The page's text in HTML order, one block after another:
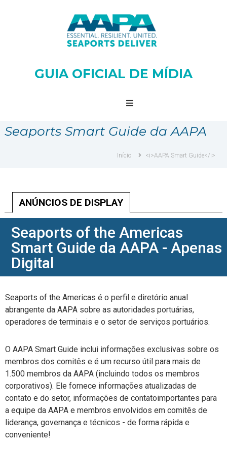
Guia
AAPA
GUIA OFICIAL DE MÍDIA
Seaports Smart Guide da AAPA
Início <i>AAPA Smart Guide</i>
ANÚNCIOS DE DISPLAY
Seaports of the Americas
Smart Guide da AAPA - Apenas
Digital
Seaports of the Americas é o perfil e diretório anual
abrangente da AAPA sobre as autoridades portuárias,
operadores de terminais e o setor de serviços portuários.
O AAPA Smart Guide inclui informações exclusivas sobre os
membros dos comitês e é um recurso útil para mais de
1.500 membros da AAPA (incluindo todos os membros
corporativos). Ele fornece informações atualizadas de
contato e do setor, informações de contatoimportantes para
a equipe da AAPA e membros envolvidos em comitês de
liderança, governança e técnicos - de forma rápida e
conveniente!